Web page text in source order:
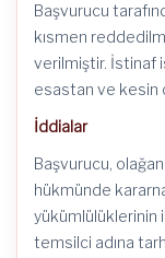
Başvurucu
kısmen
verilmiştir. İstinaf
esastan ve kesin
İddialar
Başvurucu,
hükmünde
yükümlülüklerinin
temsilci adına